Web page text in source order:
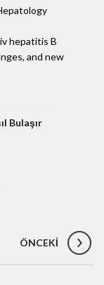
hepatitis B
and new
Bulaşır
ÖNCEKI